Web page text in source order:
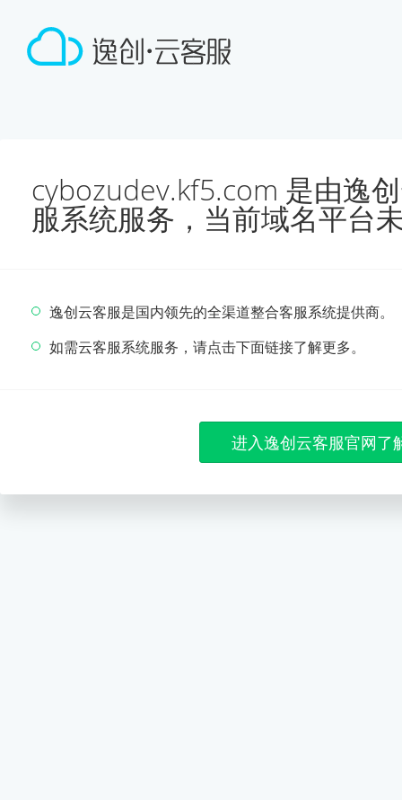
cybozudev.kf5.com 是由逸
服系统服务，当前域名平台
逸创云客服是国内领先的全渠道整合客服系统提供商。
如需云客服系统服务，请点击下面链接了解更多。
进入逸创云客服官网了